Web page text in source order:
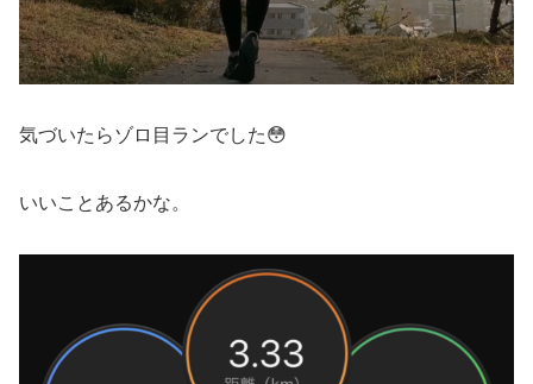
気づいたらゾロ目ランでした😳
いいことあるかな。